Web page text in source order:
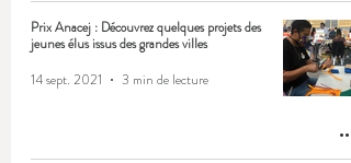
Prix Anacej : Découvrez quelques projets des
jeunes élus issus des grandes villes
14 sept. 2021
3 min de lecture